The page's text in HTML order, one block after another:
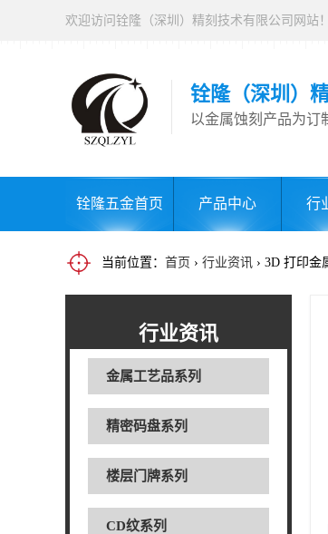
欢迎访问铨隆（深圳）精刻技术有限公司网站！
铨隆（深圳）
以金属蚀刻产品为订
铨隆五金首页 产品中心 行
当前位置： 首页 › 行业资讯 › 3D 打印金
行业资讯
金属工艺品系列
精密码盘系列
楼层门牌系列
CD纹系列